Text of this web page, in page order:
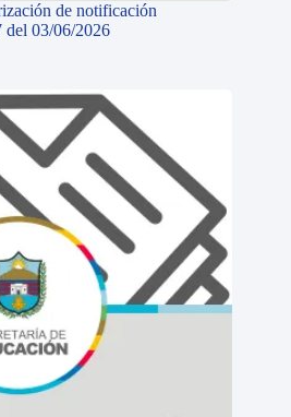
de notificación
del 03/06/2026